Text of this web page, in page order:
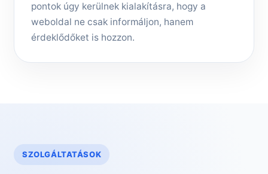
pontok úgy kerülnek kialakításra, hogy a
weboldal ne csak informáljon, hanem
érdeklődőket is hozzon.
SZOLGÁLTATÁSOK